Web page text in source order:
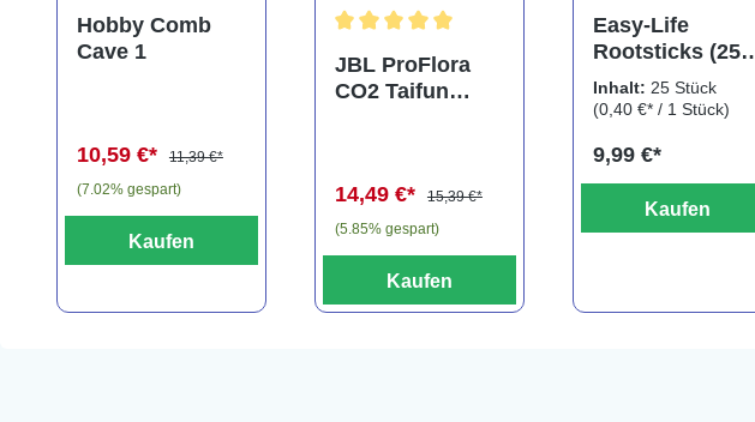
Durchschnittliche Bewertung von 5 von 5 Sternen
Hobby Comb
Cave 1
10,59 €*
11,39 €*
(7.02% gespart)
Kaufen
Durchschnittliche Bewertung von 5 von 5 Sternen
JBL ProFlora
CO2 Taifun
14,49 €*
15,39 €*
(5.85% gespart)
Kaufen
Easy-Life
Rootsticks (25
Sticks)
Inhalt: 25 Stück
(0,40 €* / 1 Stück)
9,99 €*
Kaufen